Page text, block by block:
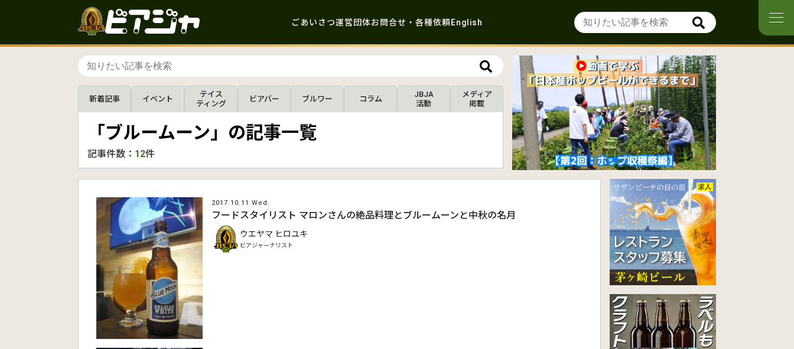
ごあいさつ運営団体お問合せ・各種依頼English
新着記事 イベント
テイス
ティング
ビアバー ブルワー コラム
JBJA
活動
メディア
掲載
「ブルームーン」の記事一覧
記事件数： 12件
2017.10.11 Wed.
フードスタイリスト マロンさんの絶品料理とブルームーンと中秋の名月
ウエヤマ ヒロユキ
ビアジャーナリスト